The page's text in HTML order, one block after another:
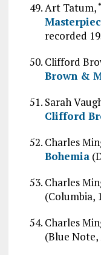
Art Tatum,
recorded
Clifford
Brown &
Sarah
Clifford
Charles
Bohemia
Charles
(Columbia,
Charles
(Blue Note,